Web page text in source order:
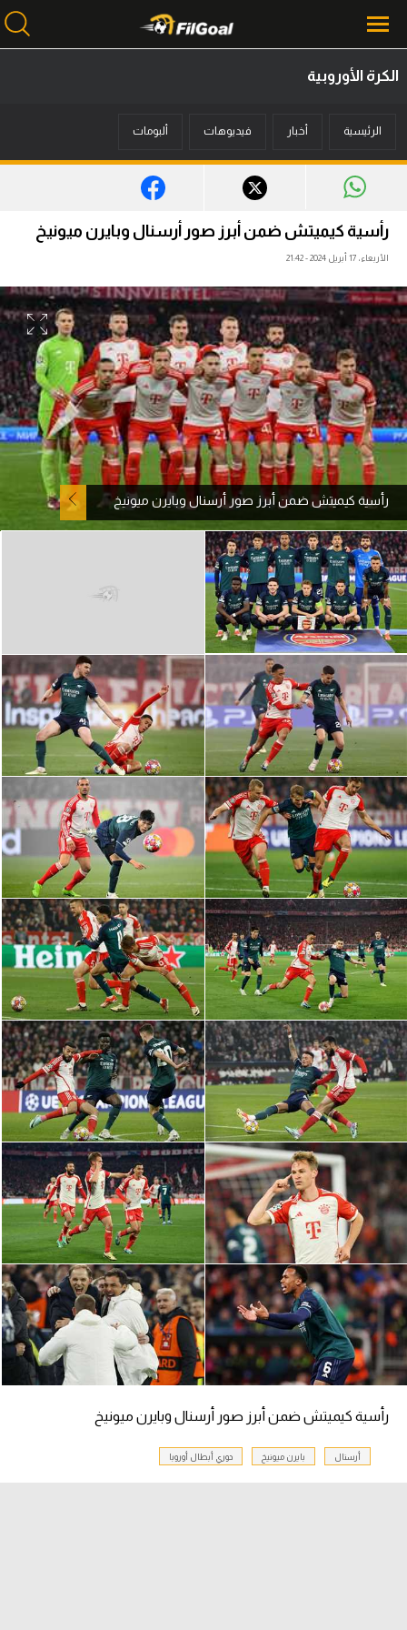
أخبار
ميركاتو
فانتازي في الجول
مسابقة التوقعات
فيديوهات
عدسات
آراء حرة
ركن الألعاب
بطولات
أمريكا 2026
الدوري المصري
الدوري الإنجليزي الممتاز
الدوري الإسباني
الدوري الإيطالي
الدوري الألماني
الدوري الفرنسي
الدوري السعودي للمحترفين
دوري أبطال أوروبا
دوري أبطال إفريقيا
كل البطولات
أقسام
الكرة المصرية
الدوري المصري
الكرة الأوروبية
الكرة الإفريقية
منتخب مصر
سعودي في الجول
الدوري الإنجليزي
الدوري الإسباني
دوري أبطال أوروبا
رياضات أخرى
أمم إفريقيا
الكرة الأوروبية
الرئيسية أخبار فيديوهات ألبومات
رأسية كيميتش ضمن أبرز صور أرسنال وبايرن ميونيخ
الأربعاء، 17 أبريل 2024 - 21:42
رأسية كيميتش ضمن أبرز صور أرسنال وبايرن ميونيخ
رأسية كيميتش ضمن أبرز صور أرسنال وبايرن ميونيخ
أرسنال بايرن ميونيخ دوري أبطال أوروبا